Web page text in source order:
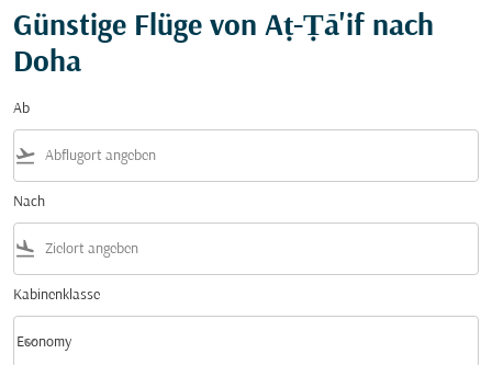
Günstige Flüge von Aṭ-Ṭā'if nach
Doha
Ab
flight_takeoff
Nach
flight_land
Kabinenklasse
Kabinenklasse option Economy Selected
Economy
keyboard_arrow_down